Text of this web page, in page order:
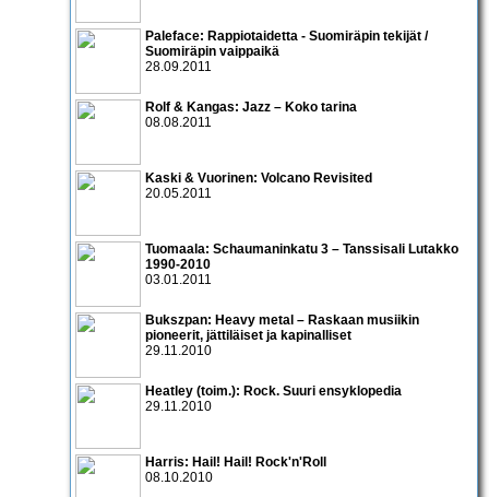
Paleface: Rappiotaidetta - Suomiräpin tekijät /
Suomiräpin vaippaikä
28.09.2011
Rolf & Kangas: Jazz – Koko tarina
08.08.2011
Kaski & Vuorinen: Volcano Revisited
20.05.2011
Tuomaala: Schaumaninkatu 3 – Tanssisali Lutakko
1990­-2010
03.01.2011
Bukszpan: Heavy metal – Raskaan musiikin
pioneerit, jättiläiset ja kapinalliset
29.11.2010
Heatley (toim.): Rock. Suuri ensyklopedia
29.11.2010
Harris: Hail! Hail! Rock'n'Roll
08.10.2010